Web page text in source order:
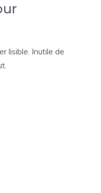
lisible. Inutile de